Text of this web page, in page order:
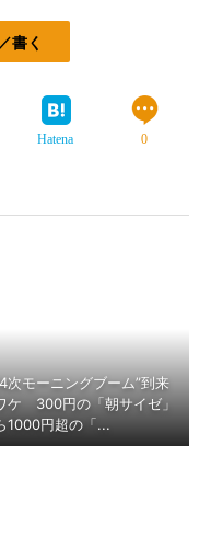
書く
Hatena 0
次モーニングブーム”到来
ケ 300円の「朝サイゼ」
1000円超の「...